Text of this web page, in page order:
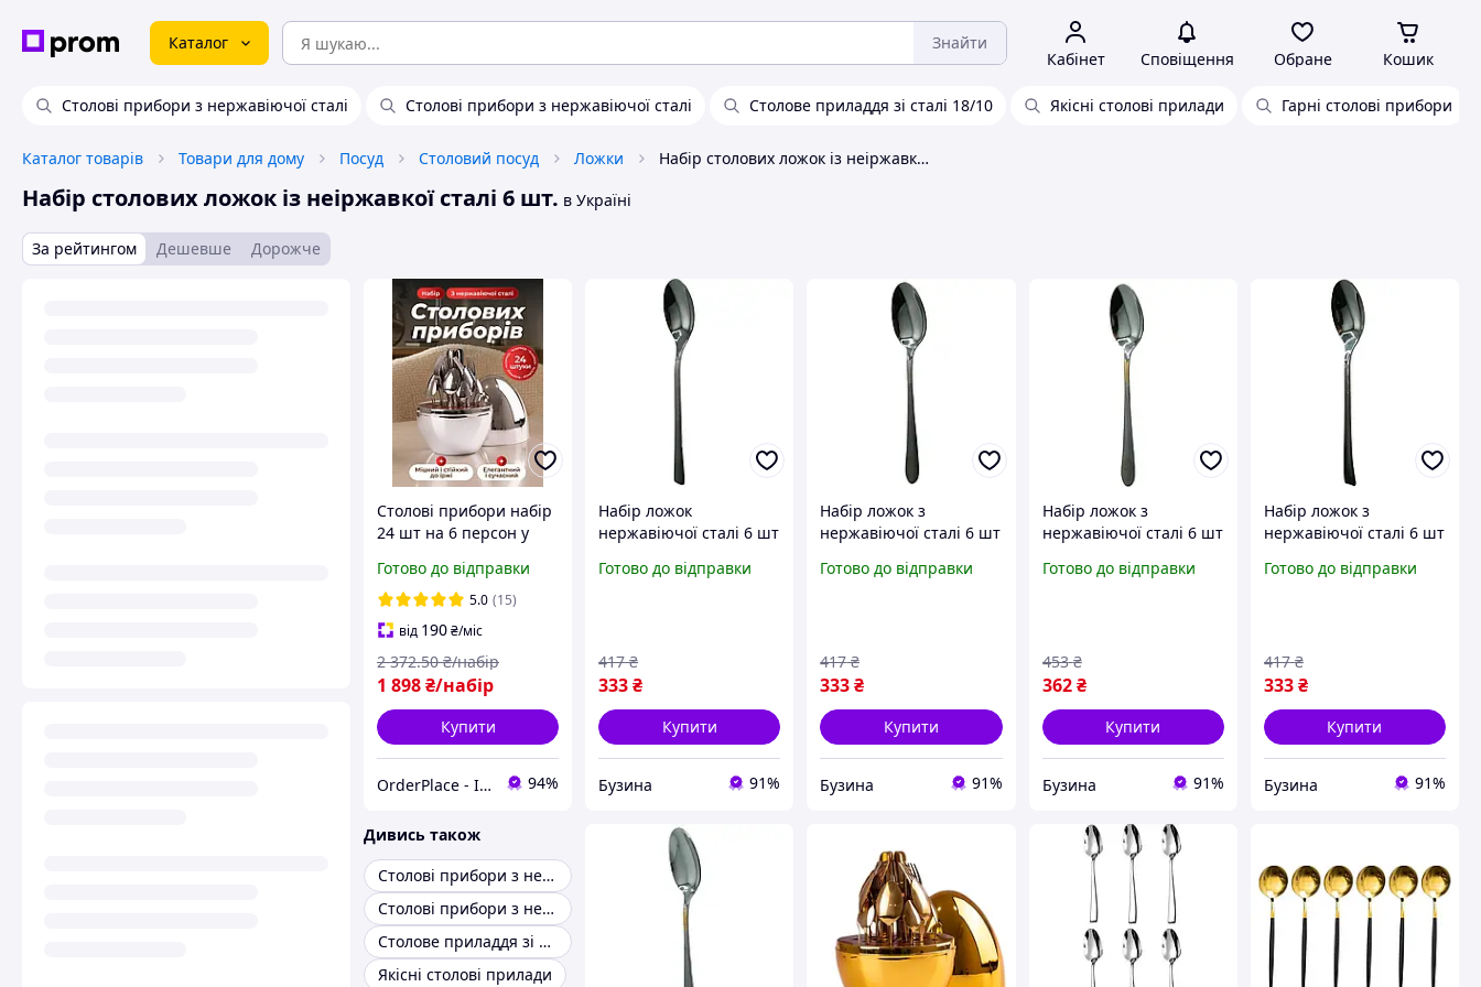
Каталог Знайти
Кабінет Сповіщення Обране Кошик
Столові прибори з нержавіючої сталі Столові прибори з нержавіючої сталі Столове приладдя зі сталі 18/10 Якісні столові прилади Гарні столові прибори
Каталог товарів Товари для дому Посуд Столовий посуд Ложки Набір столових ложок із неіржавкої сталі 6 шт.
Набір столових ложок із неіржавкої сталі 6 шт. в Україні
За рейтингом Дешевше Дорожче
Столові прибори набір
24 шт на 6 персон у
виделок та ложок з
нержавіючої сталі Egg
Set подарунковий
Готово до відправки
5.0 (15)
від 190₴/міс
1 898₴/набір
2 372.50 ₴/набір
Купити
OrderPlace - Інтернет-магазин товарів для дому 94%
Набір ложок
нержавіючої сталі 6 шт
рифлення ложки
Готово до відправки
333₴
417 ₴
Купити
Бузина 91%
Набір ложок з
нержавіючої сталі 6 шт
візерунок ложки
Готово до відправки
333₴
417 ₴
Купити
Бузина 91%
Набір ложок з
нержавіючої сталі 6 шт
смужки візерунок
Готово до відправки
362 ₴
453 ₴
Купити
Бузина 91%
Набір ложок з
нержавіючої сталі 6 шт
ручка візерунок ложки
Готово до відправки
333₴
417 ₴
Купити
Бузина 91%
Дивись також
Столові прибори з нержавіючої сталі
Столові прибори з нержавіючої сталі
Столове приладдя зі сталі 18/10
Якісні столові прилади